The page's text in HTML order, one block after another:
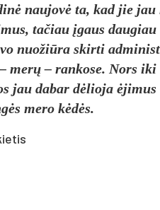
nau­jovė ta, kad jie jau
ta­čiau įgaus
nuo­žiū­ra skir­ti
merų – ran­ko­se. Nors
jau da­bar dėlio­ja
me­ro kėdės.